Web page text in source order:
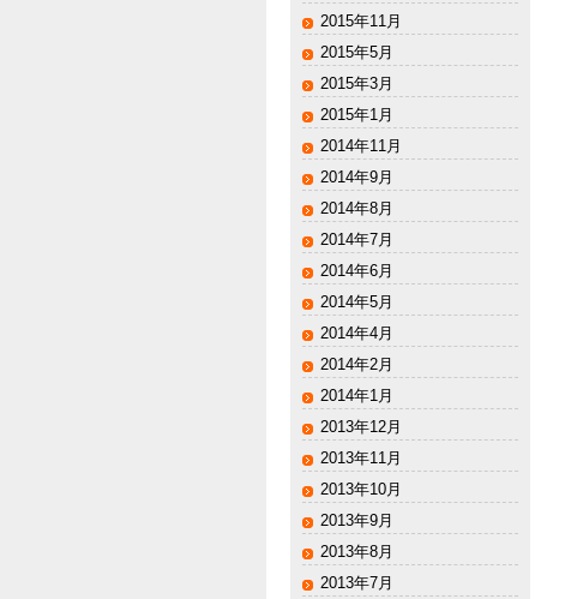
2015年11月
2015年5月
2015年3月
2015年1月
2014年11月
2014年9月
2014年8月
2014年7月
2014年6月
2014年5月
2014年4月
2014年2月
2014年1月
2013年12月
2013年11月
2013年10月
2013年9月
2013年8月
2013年7月